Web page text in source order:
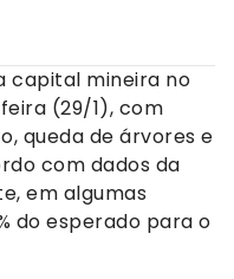
capital mineira no
(29/1), com
queda de árvores e
com dados da
em algumas
do esperado para o